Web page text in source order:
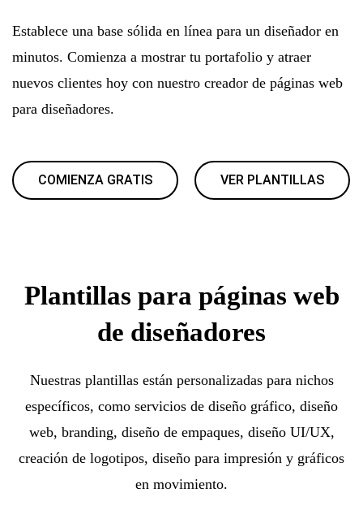
Establece una base sólida en línea para un diseñador en
minutos. Comienza a mostrar tu portafolio y atraer
nuevos clientes hoy con nuestro creador de páginas web
para diseñadores.
COMIENZA GRATIS VER PLANTILLAS
Plantillas para páginas web
de diseñadores
Nuestras plantillas están personalizadas para nichos
específicos, como servicios de diseño gráfico, diseño
web, branding, diseño de empaques, diseño UI/UX,
creación de logotipos, diseño para impresión y gráficos
en movimiento.